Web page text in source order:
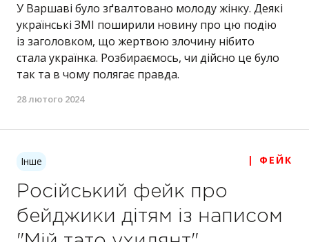
У Варшаві було зґвалтовано молоду жінку. Деякі
українські ЗМІ поширили новину про цю подію
із заголовком, що жертвою злочину нібито
стала українка. Розбираємось, чи дійсно це було
так та в чому полягає правда.
28 лютого 2024
Інше | ФЕЙК
Російський фейк про
бейджики дітям із написом